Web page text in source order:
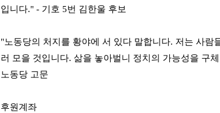
입니다." - 기호 5번 김한울 후보
"노동당의 처지를 황야에 서 있다 말합니다. 저는 사
러 모을 것입니다. 삶을 놓아벌니 정치의 가능성을 구
노동당 고문
후원계좌